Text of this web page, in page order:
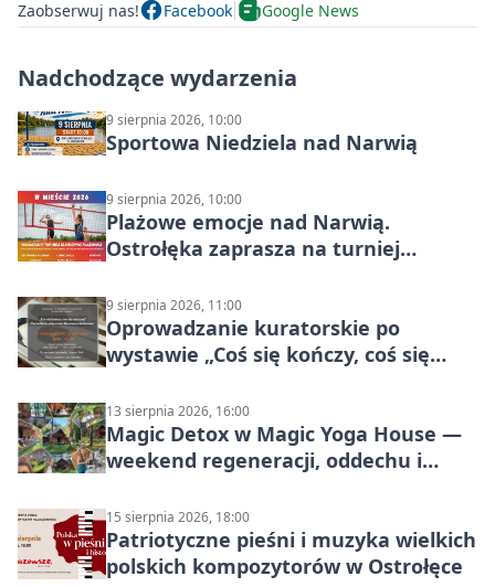
Zaobserwuj nas! Facebook Google News
Nadchodzące wydarzenia
9 sierpnia 2026, 10:00
Sportowa Niedziela nad Narwią
9 sierpnia 2026, 10:00
Plażowe emocje nad Narwią.
Ostrołęka zaprasza na turniej
9 sierpnia 2026, 11:00
Oprowadzanie kuratorskie po
wystawie „Coś się kończy, coś się
Mazowsza do Korony”
13 sierpnia 2026, 16:00
Magic Detox w Magic Yoga House —
weekend regeneracji, oddechu i
15 sierpnia 2026, 18:00
Patriotyczne pieśni i muzyka wielkich
polskich kompozytorów w Ostrołęce